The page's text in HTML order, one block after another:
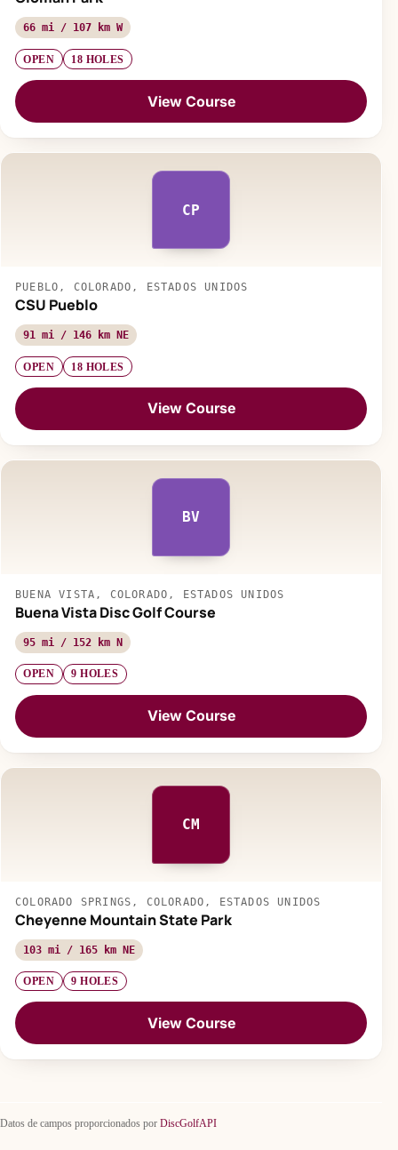
66 mi / 107 km W
OPEN 18 HOLES
View Course
CP
PUEBLO, COLORADO, ESTADOS UNIDOS
CSU Pueblo
91 mi / 146 km NE
OPEN 18 HOLES
View Course
BV
BUENA VISTA, COLORADO, ESTADOS UNIDOS
Buena Vista Disc Golf Course
95 mi / 152 km N
OPEN 9 HOLES
View Course
CM
COLORADO SPRINGS, COLORADO, ESTADOS UNIDOS
Cheyenne Mountain State Park
103 mi / 165 km NE
OPEN 9 HOLES
View Course
Datos de campos proporcionados por DiscGolfAPI